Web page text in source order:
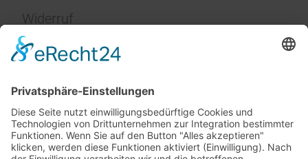
Widerruf
Impressum
Service